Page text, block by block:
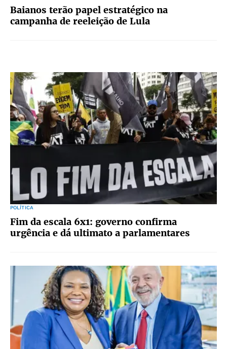
Baianos terão papel estratégico na
campanha de reeleição de Lula
POLÍTICA
Fim da escala 6x1: governo confirma
urgência e dá ultimato a parlamentares